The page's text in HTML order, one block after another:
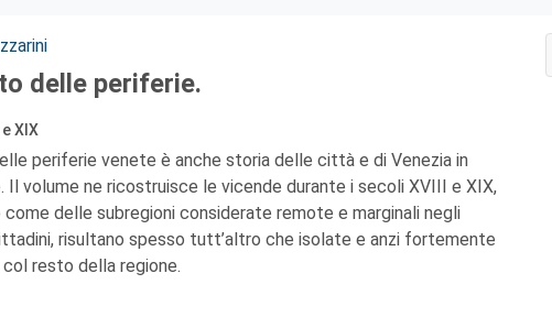
delle periferie.
XIX
periferie venete è anche storia delle città e di Venezia in
Il volume ne ricostruisce le vicende durante i secoli XVIII e XIX,
delle subregioni considerate remote e marginali negli
risultano spesso tutt’altro che isolate e anzi fortemente
resto della regione.